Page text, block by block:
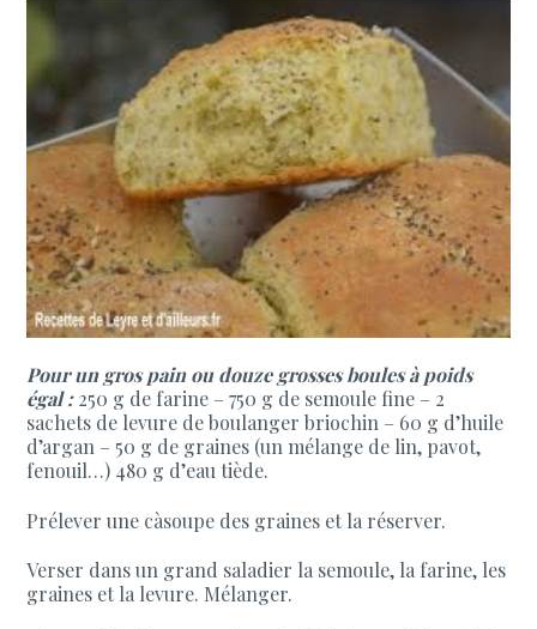
Pour un gros pain ou douze grosses boules à poids
égal :250 g de farine – 750 g de semoule fine – 2
sachets de levure de boulanger briochin – 60 g d’huile
d’argan – 50 g de graines (un mélange de lin, pavot,
fenouil…) 480 g d’eau tiède.
Prélever une càsoupe des graines et la réserver.
Verser dans un grand saladier la semoule, la farine, les
graines et la levure. Mélanger.